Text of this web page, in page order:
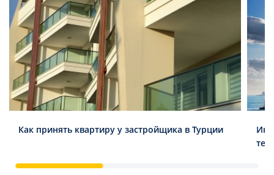
Как принять квартиру у застройщика в Турции